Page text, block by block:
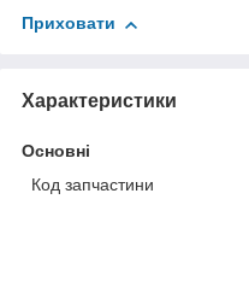
Приховати
Характеристики
Основні
Код запчастини